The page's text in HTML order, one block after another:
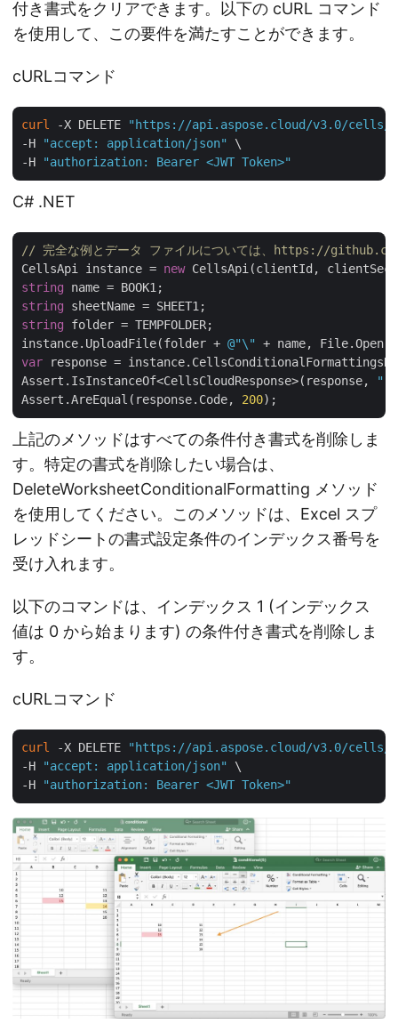
付き書式をクリアできます。以下の cURL コマンド
を使用して、この要件を満たすことができます。
cURLコマンド
curl -X DELETE
"https://api.aspose.cloud/v3.0/cells/
-H
"accept: application/json"
\
-H
"authorization: Bearer <JWT Token>"
C# .NET
// 完全な例とデータ ファイルについては、https://
CellsApi instance = new
string
string
string folder = TEMPFOLDER;
instance.UploadFile(folder + @"\"
+ name, File.Open(
var response =
Assert.IsInstanceOf<CellsCloudResponse>(response,
Assert.AreEqual(response.Code, 200
上記のメソッドはすべての条件付き書式を削除しま
す。特定の書式を削除したい場合は、
DeleteWorksheetConditionalFormatting メソッド
を使用してください。このメソッドは、Excel スプ
レッドシートの書式設定条件のインデックス番号を
受け入れます。
以下のコマンドは、インデックス 1 (インデックス
値は 0 から始まります) の条件付き書式を削除しま
す。
cURLコマンド
curl -X DELETE
"https://api.aspose.cloud/v3.0/cells/
-H
"accept: application/json"
\
-H
"authorization: Bearer <JWT Token>"